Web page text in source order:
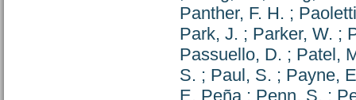
Panther, F. H. ;
Park, J. ; Parker, W. ;
Passuello, D. ; Patel,
S. ; Paul, S. ; Payne,
E. Peña; Penn, S. ;